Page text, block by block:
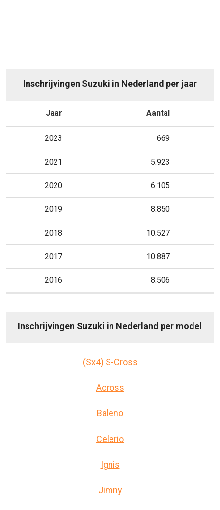
Inschrijvingen Suzuki in Nederland per jaar
Jaar Aantal
2023 669
2021 5.923
2020 6.105
2019 8.850
2018 10.527
2017 10.887
2016 8.506
Inschrijvingen Suzuki in Nederland per model
(Sx4) S-Cross
Across
Baleno
Celerio
Ignis
Jimny